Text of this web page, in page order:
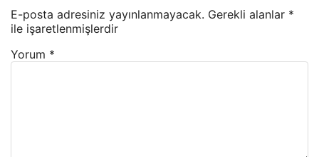
E-posta adresiniz yayınlanmayacak. Gerekli alanlar *
ile işaretlenmişlerdir
Yorum *